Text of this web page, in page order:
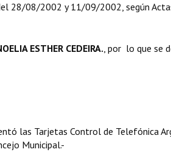
28/08/2002 y 11/09/2002, según
ESTHER CEDEIRA., por lo que se
las Tarjetas Control de Telefónica
Municipal.-